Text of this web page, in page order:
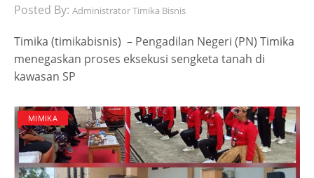
Posted By: Administrator Timika Bisnis
Timika (timikabisnis) – Pengadilan Negeri (PN) Timika
menegaskan proses eksekusi sengketa tanah di
kawasan SP
MIMIKA